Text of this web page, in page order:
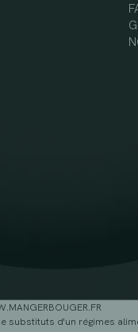
substituts d'un régimes